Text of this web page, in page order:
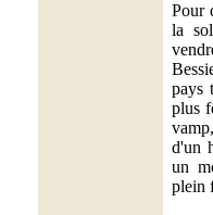
Pour
la
pays
plus
d'un
un
plein